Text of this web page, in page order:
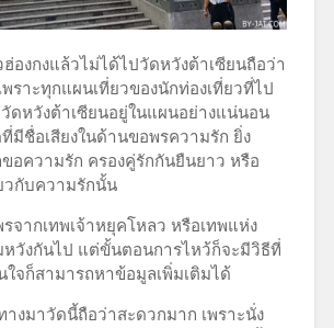
องกงแล้วไม่ได้ไปวัดหวังต้าเซียนถือว่า
พราะทุกแผนเที่ยวของนักท่องเที่ยวที่ไป
ดหวังต้าเซียนอยู่ในแผนอย่างแน่นอน
ที่มีชื่อเสียงในด้านขอพรความรัก ยิ่ง
อความรัก ครองคู่รักกันยืนยาว หรือ
วกับความรักนั้น
จากเทพเจ้าหยุคโหลว หรือเทพแห่ง
หวังกันไป แต่ขั้นตอนการไหว้ก็จะมีวิธีที่
ใจก็สามารถหาข้อมูลเพิ่มเติมได้
างมาวัดนี้ถือว่าสะดวกมาก เพราะนั่ง